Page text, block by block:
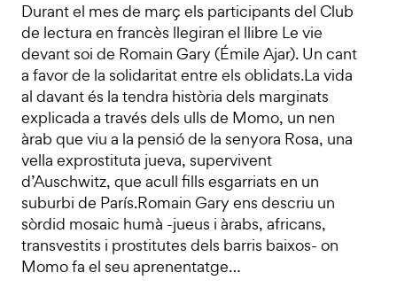
Durant el mes de març els participants del Club
de lectura en francès llegiran el llibre Le vie
devant soi de Romain Gary (Émile Ajar). Un cant
a favor de la solidaritat entre els oblidats.La vida
al davant és la tendra història dels marginats
explicada a través dels ulls de Momo, un nen
àrab que viu a la pensió de la senyora Rosa, una
vella exprostituta jueva, supervivent
d’Auschwitz, que acull fills esgarriats en un
suburbi de París.Romain Gary ens descriu un
sòrdid mosaic humà -jueus i àrabs, africans,
transvestits i prostitutes dels barris baixos- on
Momo fa el seu aprenentatge…